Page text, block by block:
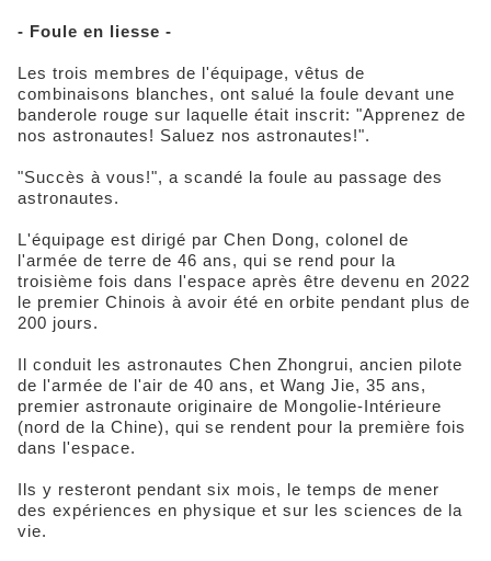
- Foule en liesse -
Les trois membres de l'équipage, vêtus de
combinaisons blanches, ont salué la foule devant une
banderole rouge sur laquelle était inscrit: "Apprenez de
nos astronautes! Saluez nos astronautes!".
"Succès à vous!", a scandé la foule au passage des
astronautes.
L'équipage est dirigé par Chen Dong, colonel de
l'armée de terre de 46 ans, qui se rend pour la
troisième fois dans l'espace après être devenu en 2022
le premier Chinois à avoir été en orbite pendant plus de
200 jours.
Il conduit les astronautes Chen Zhongrui, ancien pilote
de l'armée de l'air de 40 ans, et Wang Jie, 35 ans,
premier astronaute originaire de Mongolie-Intérieure
(nord de la Chine), qui se rendent pour la première fois
dans l'espace.
Ils y resteront pendant six mois, le temps de mener
des expériences en physique et sur les sciences de la
vie.